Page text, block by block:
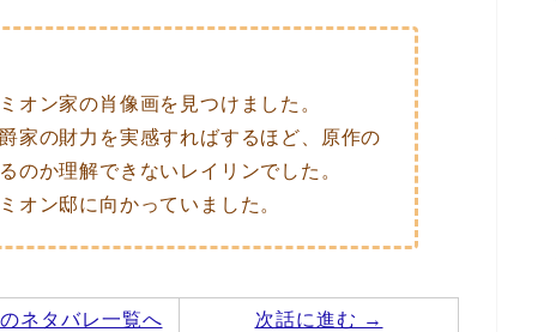
オン家の肖像画を見つけました。
家の財力を実感すればするほど、原作の
のか理解できないレイリンでした。
オン邸に向かっていました。
ネタバレ一覧へ 次話に進む →